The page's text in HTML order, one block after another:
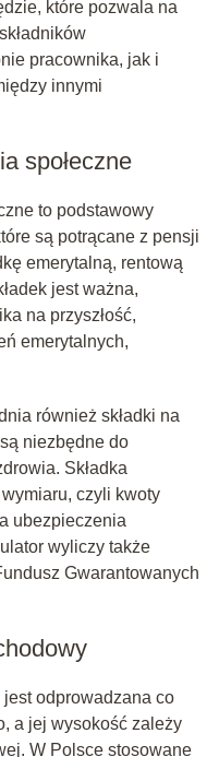
które pozwala na
pracownika, jak i
innymi
społeczne
to podstawowy
są potrącane z pensji
emerytalną, rentową
jest ważna,
na przyszłość,
emerytalnych,
również składki na
niezbędne do
Składka
czyli kwoty
ubezpieczenia
wyliczy także
Gwarantowanych
odprowadzana co
a jej wysokość zależy
W Polsce stosowane